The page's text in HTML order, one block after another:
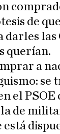
de
darles
querían.
a
se
el
de
está